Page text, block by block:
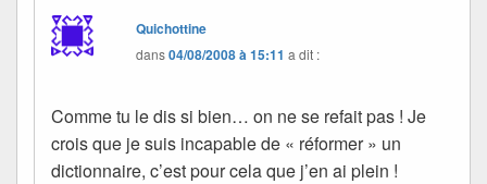
Quichottine
dans04/08/2008 à 15:11 a dit :
Comme tu le dis si bien… on ne se refait pas ! Je
crois que je suis incapable de « réformer » un
dictionnaire, c’est pour cela que j’en ai plein !